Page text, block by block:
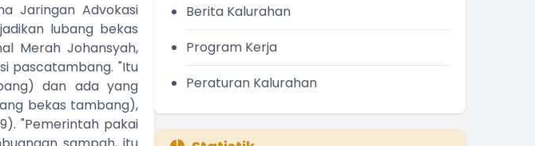
Jaringan Advokasi
lubang bekas
Merah Johansyah,
pascatambang. "Itu
dan ada yang
bekas tambang),
"Pemerintah pakai
Berita Kalurahan
Program Kerja
Peraturan Kalurahan